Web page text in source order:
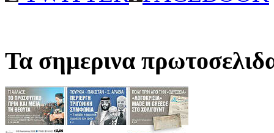
Τα σημερινα